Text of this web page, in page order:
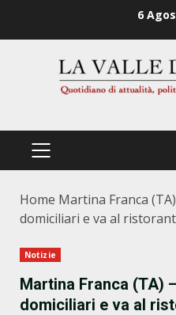
6
PRIMÄRES
Home Martina Franca
domiciliari e va al
Notizie
Martina Franca (TA)
domiciliari e va al